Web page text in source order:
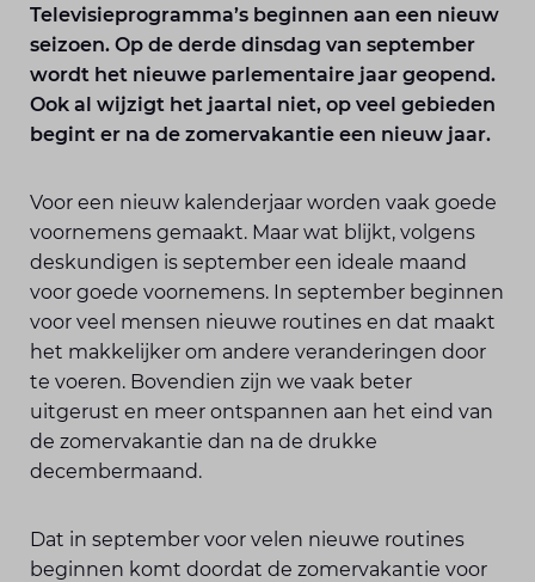
Televisieprogramma’s beginnen aan een nieuw
seizoen. Op de derde dinsdag van september
wordt het nieuwe parlementaire jaar geopend.
Ook al wijzigt het jaartal niet, op veel gebieden
begint er na de zomervakantie een nieuw jaar.
Voor een nieuw kalenderjaar worden vaak goede
voornemens gemaakt. Maar wat blijkt, volgens
deskundigen is september een ideale maand
voor goede voornemens. In september beginnen
voor veel mensen nieuwe routines en dat maakt
het makkelijker om andere veranderingen door
te voeren. Bovendien zijn we vaak beter
uitgerust en meer ontspannen aan het eind van
de zomervakantie dan na de drukke
decembermaand.
Dat in september voor velen nieuwe routines
beginnen komt doordat de zomervakantie voor